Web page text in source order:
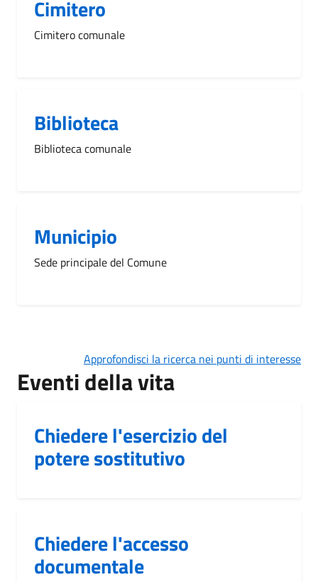
Cimitero
Cimitero comunale
Biblioteca
Biblioteca comunale
Municipio
Sede principale del Comune
Approfondisci la ricerca nei punti di interesse
Eventi della vita
Chiedere l'esercizio del
potere sostitutivo
Chiedere l'accesso
documentale